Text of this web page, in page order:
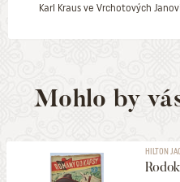
Karl Kraus ve Vrchotových
Mohlo by
HILTON